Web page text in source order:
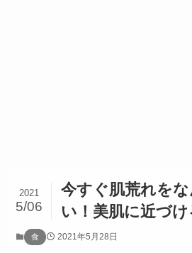
今すぐ肌荒れを
い！美肌に近づ
2021
5/06
食 2021年5月28日